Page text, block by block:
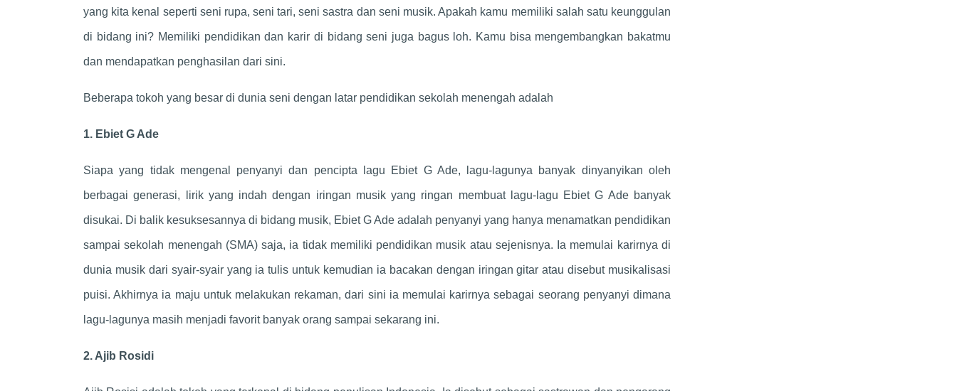
yang kita kenal seperti seni rupa, seni tari, seni sastra dan seni musik. Apakah kamu memiliki salah satu keunggulan
di bidang ini? Memiliki pendidikan dan karir di bidang seni juga bagus loh. Kamu bisa mengembangkan bakatmu
dan mendapatkan penghasilan dari sini.
Beberapa tokoh yang besar di dunia seni dengan latar pendidikan sekolah menengah adalah
1. Ebiet G Ade
Siapa yang tidak mengenal penyanyi dan pencipta lagu Ebiet G Ade, lagu-lagunya banyak dinyanyikan oleh
berbagai generasi, lirik yang indah dengan iringan musik yang ringan membuat lagu-lagu Ebiet G Ade banyak
disukai. Di balik kesuksesannya di bidang musik, Ebiet G Ade adalah penyanyi yang hanya menamatkan pendidikan
sampai sekolah menengah (SMA) saja, ia tidak memiliki pendidikan musik atau sejenisnya. Ia memulai karirnya di
dunia musik dari syair-syair yang ia tulis untuk kemudian ia bacakan dengan iringan gitar atau disebut musikalisasi
puisi. Akhirnya ia maju untuk melakukan rekaman, dari sini ia memulai karirnya sebagai seorang penyanyi dimana
lagu-lagunya masih menjadi favorit banyak orang sampai sekarang ini.
2. Ajib Rosidi